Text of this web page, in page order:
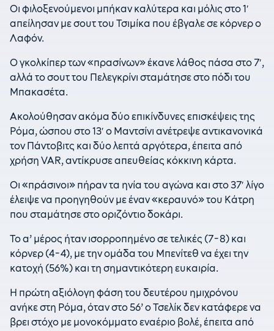
Οι φιλοξενούμενοι μπήκαν καλύτερα και μόλις στο 1′
απείλησαν με σουτ του Τσιμίκα που έβγαλε σε κόρνερ ο
Λαφόν.
Ο γκολκίπερ των «πρασίνων» έκανε λάθος πάσα στο 7′,
αλλά το σουτ του Πελεγκρίνι σταμάτησε στο πόδι του
Μπακασέτα.
Ακολούθησαν ακόμα δύο επικίνδυνες επισκέψεις της
Ρόμα, ώσπου στο 13′ ο Μαντσίνι ανέτρεψε αντικανονικά
τον Πάντοβιτς και δύο λεπτά αργότερα, έπειτα από
χρήση VAR, αντίκρυσε απευθείας κόκκινη κάρτα.
Οι «πράσινοι» πήραν τα ηνία του αγώνα και στο 37′ λίγο
έλειψε να προηγηθούν με έναν «κεραυνό» του Κάτρη
που σταμάτησε στο οριζόντιο δοκάρι.
Το α’ μέρος ήταν ισορροπημένο σε τελικές (7-8) και
κόρνερ (4-4), με την ομάδα του Μπενίτεθ να έχει την
κατοχή (56%) και τη σημαντικότερη ευκαιρία.
Η πρώτη αξιόλογη φάση του δευτέρου ημιχρόνου
ανήκε στη Ρόμα, όταν στο 56’ ο Τσελίκ δεν κατάφερε να
βρει στόχο με μονοκόμματο εναέριο βολέ, έπειτα από